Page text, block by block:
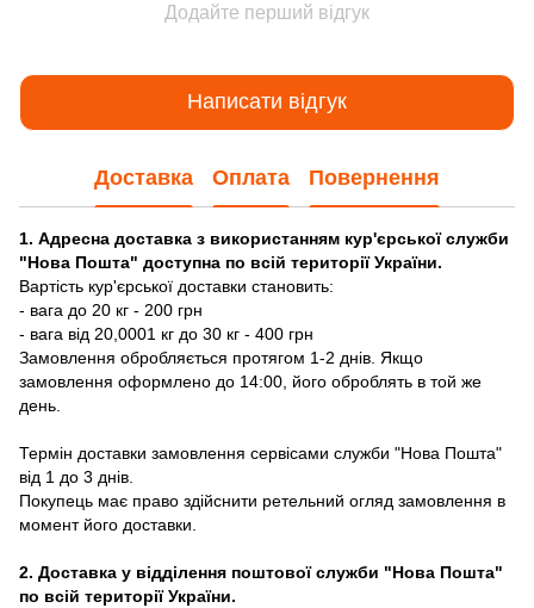
Додайте перший відгук
Написати відгук
Доставка Оплата Повернення
1. Адресна доставка з використанням кур'єрської служби
"Нова Пошта" доступна по всій території України.
Вартість кур'єрської доставки становить:
- вага до 20 кг - 200 грн
- вага від 20,0001 кг до 30 кг - 400 грн
Замовлення обробляється протягом 1-2 днів. Якщо
замовлення оформлено до 14:00, його оброблять в той же
день.
Термін доставки замовлення сервісами служби "Нова Пошта"
від 1 до 3 днів.
Покупець має право здійснити ретельний огляд замовлення в
момент його доставки.
2. Доставка у відділення поштової служби "Нова Пошта"
по всій території України.